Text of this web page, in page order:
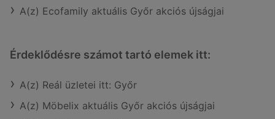
A(z) Ecofamily aktuális Győr akciós újságjai
Érdeklődésre számot tartó elemek itt:
A(z) Reál üzletei itt: Győr
A(z) Möbelix aktuális Győr akciós újságjai